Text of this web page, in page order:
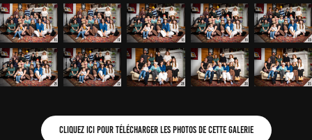
Cliquez ici pour télécharger les photos de cette galerie